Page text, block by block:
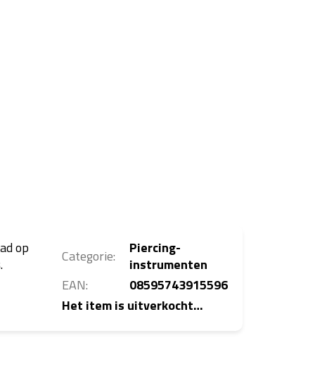
op
Categorie:
Piercing-
instrumenten
EAN:
08595743915596
Het item is uitverkocht…